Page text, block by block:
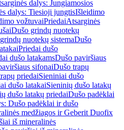
dalys: Jungiamosios
dalys: Tiesioji jungtisIšleidimo
vožtuvaiPriedaiAtsarginės
Dušo grindų nuotekų
nuotekų sistemaDušo
Priedai dušo
dušo latakamsDušo paviršiaus
sifonaiDušo trapų
priedaiSieniniai dušo
dušo latakaiSieninių dušo latakų
dušo latakų priedaiDušo padėklai
Dušo padėklai ir dušo
medžiagos ir Geberit Duofix
iš mineralinės